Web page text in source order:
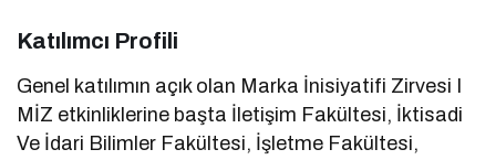
Katılımcı Profili
Genel katılımın açık olan Marka İnisiyatifi Zirvesi I
MİZ etkinliklerine başta İletişim Fakültesi, İktisadi
Ve İdari Bilimler Fakültesi, İşletme Fakültesi,